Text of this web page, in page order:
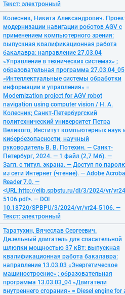
Текст: электронный
Колесник, Никита Александрович.
модернизации навигации роботов AGV с
применением компьютерного зрения:
выпускная квалификационная работа
бакалавра: направление 27.03.04
«Управление в технических системах» ;
образовательная программа 27.03.04_05
«Интеллектуальные системы обработки
информации и управления» =
Modernization project for AGV robot
navigation using computer vision / Н. А.
Колесник; Санкт-Петербургский
политехнический университет Петра
Великого, Институт компьютерных наук
кибербезопасности; научный
руководитель В. В. Потехин. — Санкт-
Петербург, 2024. — 1 файл (2,7 Мб). —
Загл. с титул. экрана. — Доступ по
из сети Интернет (чтение). — Adobe
Reader 7.0. —
<URL:http://elib.spbstu.ru/dl/3/2024/vr/
5106.pdf>. — DOI
10.18720/SPBPU/3/2024/vr/vr24-5106. —
Текст: электронный
Таратухин, Вячеслав Сергеевич.
Дизельный двигатель для спасательной
шлюпки мощностью 37 кВт: выпускная
квалификационная работа бакалавра:
направление 13.03.03 «Энергетическое
машиностроение» ; образовательная
программа 13.03.03_04 «Двигатели
внутреннего сгорания» = Diesel engine for